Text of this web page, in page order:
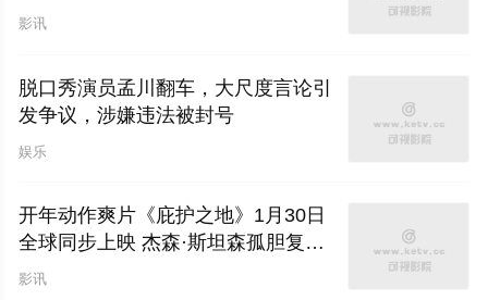
影讯
脱口秀演员孟川翻车，大尺度言论引
发争议，涉嫌违法被封号
娱乐
开年动作爽片《庇护之地》1月30日
全球同步上映 杰森·斯坦森孤胆复仇
绝境求生
影讯